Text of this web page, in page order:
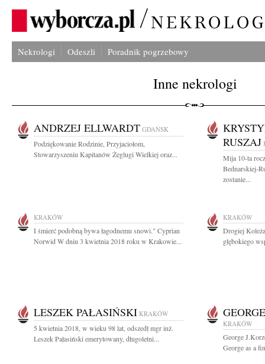
Nekrologi Odeszli Poradnik pogrzebowy
Inne nekrologi
ANDRZEJ ELLWARDT GDAŃSK
Podziękowanie Rodzinie, Przyjaciołom,
Stowarzyszeniu Kapitanów Żeglugi Wielkiej oraz...
RUSZAJ
Mija 10-ta
Bednarskiej-
zostanie...
KRAKÓW
I śmierć podobną bywa łagodnemu snowi." Cyprian
Norwid W dniu 3 kwietnia 2018 roku w Krakowie...
KRAKÓW
Drogiej
głębokiego
LESZEK PAŁASIŃSKI KRAKÓW
5 kwietnia 2018, w wieku 98 lat, odszedł mgr inż.
Leszek Pałasiński emerytowany, długoletni...
KRAKÓW
George
George as a